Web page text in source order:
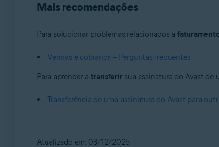
Mais recomendações
Para solucionar problemas relacionados a
Vendas e cobrança – Perguntas frequentes
Para aprender a transferir sua assinatura do Avast
Transferência de uma assinatura do Avast para
Atualizado em: 08/12/2025